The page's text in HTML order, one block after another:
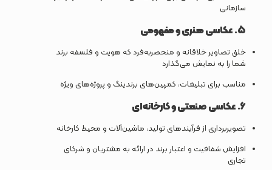
سازمانی
5. عکاسی هنری و مفهومی
خلق تصاویر خلاقانه و منحصربه‌فرد که هویت و فلسفه برند
شما را به نمایش می‌گذارد
مناسب برای تبلیغات، کمپین‌های برندینگ و پروژه‌های ویژه
6. عکاسی صنعتی و کارخانه‌ای
تصویربرداری از فرآیندهای تولید، ماشین‌آلات و محیط کارخانه
افزایش شفافیت و اعتبار برند در ارائه به مشتریان و شرکای
تجاری